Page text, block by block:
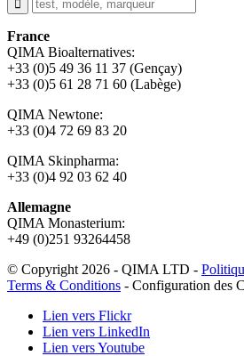
France
QIMA Bioalternatives:
+33 (0)5 49 36 11 37 (Gençay)
+33 (0)5 61 28 71 60 (Labège)
QIMA Newtone:
+33 (0)4 72 69 83 20
QIMA Skinpharma:
+33 (0)4 92 03 62 40
Allemagne
QIMA Monasterium:
+49 (0)251 93264458
© Copyright 2026 - QIMA LTD -
Terms & Conditions - Configuration des
Lien vers Flickr
Lien vers LinkedIn
Lien vers Youtube